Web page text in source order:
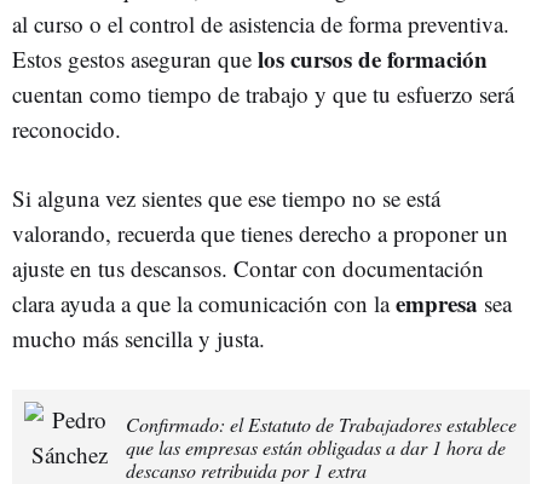
al curso o el control de asistencia de forma preventiva.
Estos gestos aseguran que los cursos de formación
cuentan como tiempo de trabajo y que tu esfuerzo será
reconocido.
Si alguna vez sientes que ese tiempo no se está
valorando, recuerda que tienes derecho a proponer un
ajuste en tus descansos. Contar con documentación
clara ayuda a que la comunicación con laempresa sea
mucho más sencilla y justa.
Confirmado: el Estatuto de Trabajadores establece
que las empresas están obligadas a dar 1 hora de
descanso retribuida por 1 extra